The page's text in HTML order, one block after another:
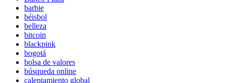
barbie
béisbol
belleza
bitcoin
blackpink
bogotá
bolsa de valores
búsqueda online
calentamiento global